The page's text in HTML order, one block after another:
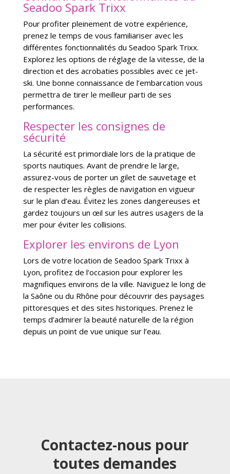
Seadoo Spark Trixx
Pour profiter pleinement de votre expérience,
prenez le temps de vous familiariser avec les
différentes fonctionnalités du Seadoo Spark Trixx.
Explorez les options de réglage de la vitesse, de la
direction et des acrobaties possibles avec ce jet-
ski. Une bonne connaissance de l’embarcation vous
permettra de tirer le meilleur parti de ses
performances.
Respecter les consignes de
sécurité
La sécurité est primordiale lors de la pratique de
sports nautiques. Avant de prendre le large,
assurez-vous de porter un gilet de sauvetage et
de respecter les règles de navigation en vigueur
sur le plan d’eau. Évitez les zones dangereuses et
gardez toujours un œil sur les autres usagers de la
mer pour éviter les collisions.
Explorer les environs de Lyon
Lors de votre location de Seadoo Spark Trixx à
Lyon, profitez de l’occasion pour explorer les
magnifiques environs de la ville. Naviguez le long de
la Saône ou du Rhône pour découvrir des paysages
pittoresques et des sites historiques. Prenez le
temps d’admirer la beauté naturelle de la région
depuis un point de vue unique sur l’eau.
Contactez-nous pour
toutes demandes